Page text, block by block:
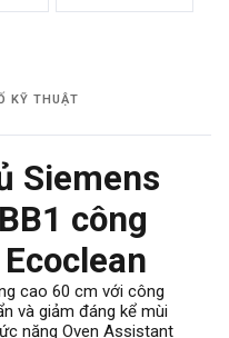
KỸ THUẬT
Siemens
công
cao 60 cm với công
và giảm đáng kể mùi
năng Oven Assistant